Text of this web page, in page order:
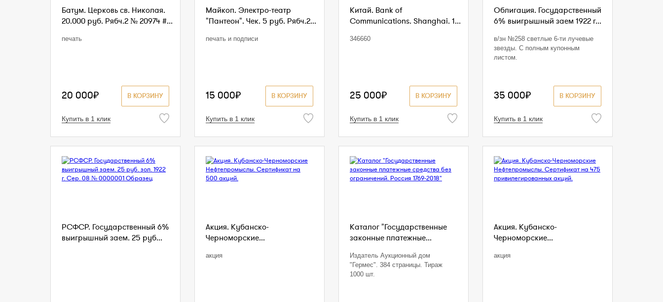
Батум. Церковь св. Николая.
20.000 руб. Рябч.2 № 20974 #...
печать
В КОРЗИНУ
20 000₽
Купить в 1 клик
Майкоп. Электро-театр
"Пантеон". Чек. 5 руб. Рябч.2...
печать и подписи
В КОРЗИНУ
15 000₽
Купить в 1 клик
Китай. Bank of
Communications. Shanghai. 1...
346660
В КОРЗИНУ
25 000₽
Купить в 1 клик
Облигация. Государственный
6% выигрышный заем 1922 г...
в/зн №258 светлые 6-ти лучевые
звезды. С полным купонным
листом.
В КОРЗИНУ
35 000₽
Купить в 1 клик
РСФСР. Государственный 6%
выигрышный заем. 25 руб...
Акция. Кубанско-
Черноморские...
акция
Каталог "Государственные
законные платежные...
Издатель Аукционный дом
"Гермес". 384 страницы. Тираж
1000 шт.
Акция. Кубанско-
Черноморские...
акция